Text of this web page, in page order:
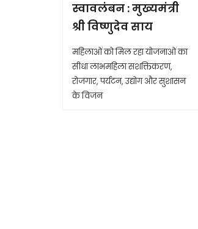
स्वावलंबन : मुख्यमंत्री
श्री विष्णुदेव साय
महिलाओं को मिल रहा योजनाओं का
सीधा लाभमहिला सशक्तिकरण,
रोजगार, पर्यटन, उद्योग और सुशासन
के विजन